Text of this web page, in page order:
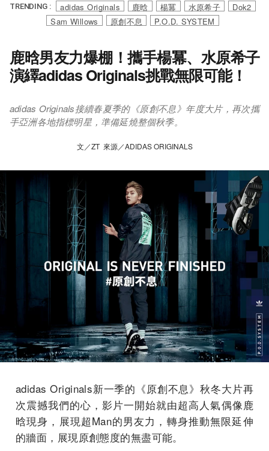
TRENDING : adidas Originals 鹿晗 楊冪 水原希子
Dok2
Sam Willows
原創不息 P.O.D. SYSTEM
鹿晗男友力爆棚！攜手楊冪、水原希子
演繹adidas Originals挑戰無限可能！
adidas Originals接續春夏季的《原創不息》年度大片，再次攜
手亞洲各地指標明星，準備延燒整個秋季。
文／ZT 來源／ADIDAS ORIGINALS
adidas Originals新一季的《原創不息》秋冬大片再
次震撼我們的心，影片一開始就由超高人氣偶像鹿
晗現身，展現超Man的男友力，轉身推動無限延伸
的牆面，展現原創態度的無盡可能。